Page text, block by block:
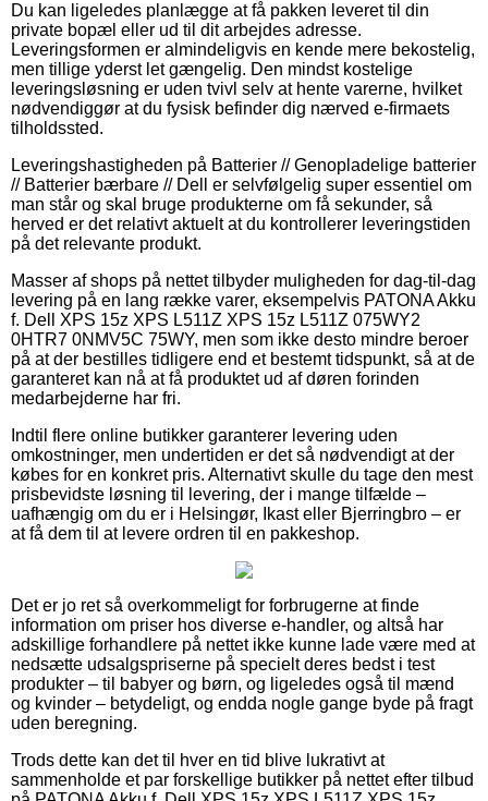
Du kan ligeledes planlægge at få pakken leveret til din
private bopæl eller ud til dit arbejdes adresse.
Leveringsformen er almindeligvis en kende mere bekostelig,
men tillige yderst let gængelig. Den mindst kostelige
leveringsløsning er uden tvivl selv at hente varerne, hvilket
nødvendiggør at du fysisk befinder dig nærved e-firmaets
tilholdssted.
Leveringshastigheden på Batterier // Genopladelige batterier
// Batterier bærbare // Dell er selvfølgelig super essentiel om
man står og skal bruge produkterne om få sekunder, så
herved er det relativt aktuelt at du kontrollerer leveringstiden
på det relevante produkt.
Masser af shops på nettet tilbyder muligheden for dag-til-dag
levering på en lang række varer, eksempelvis PATONA Akku
f. Dell XPS 15z XPS L511Z XPS 15z L511Z 075WY2
0HTR7 0NMV5C 75WY, men som ikke desto mindre beroer
på at der bestilles tidligere end et bestemt tidspunkt, så at de
garanteret kan nå at få produktet ud af døren forinden
medarbejderne har fri.
Indtil flere online butikker garanterer levering uden
omkostninger, men undertiden er det så nødvendigt at der
købes for en konkret pris. Alternativt skulle du tage den mest
prisbevidste løsning til levering, der i mange tilfælde –
uafhængig om du er i Helsingør, Ikast eller Bjerringbro – er
at få dem til at levere ordren til en pakkeshop.
Det er jo ret så overkommeligt for forbrugerne at finde
information om priser hos diverse e-handler, og altså har
adskillige forhandlere på nettet ikke kunne lade være med at
nedsætte udsalgspriserne på specielt deres bedst i test
produkter – til babyer og børn, og ligeledes også til mænd
og kvinder – betydeligt, og endda nogle gange byde på fragt
uden beregning.
Trods dette kan det til hver en tid blive lukrativt at
sammenholde et par forskellige butikker på nettet efter tilbud